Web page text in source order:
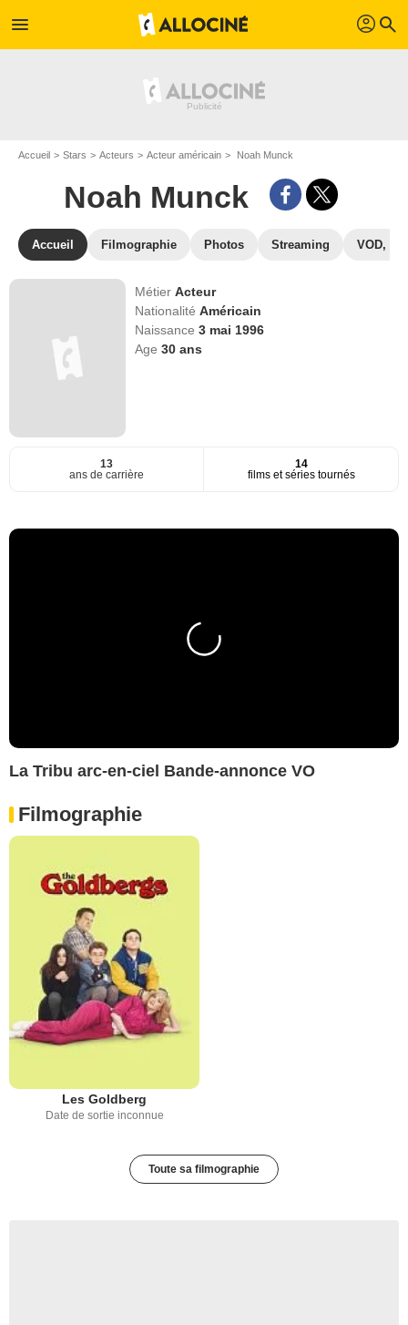
menu profil search
Accueil Stars Acteurs Acteur américain Noah Munck
Noah Munck
Accueil Filmographie Photos Streaming VOD,
MétierActeur
NationalitéAméricain
Naissance3 mai 1996
Age30 ans
13
ans de carrière
14
films et séries tournés
La Tribu arc-en-ciel Bande-annonce VO
Filmographie
Les Goldberg
Date de sortie inconnue
Toute sa filmographie